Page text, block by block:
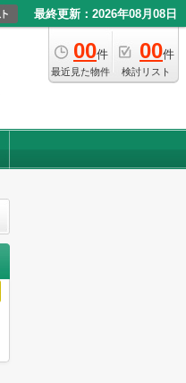
最終更新：2026年08月08日
00件
最近見た物件
00件
検討リスト